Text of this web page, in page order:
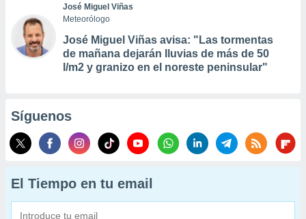
José Miguel Viñas
Meteorólogo
José Miguel Viñas avisa: "Las tormentas
de mañana dejarán lluvias de más de 50
l/m2 y granizo en el noreste peninsular"
Síguenos
El Tiempo en tu email